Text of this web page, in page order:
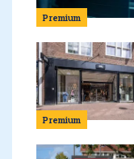
Premium
Premium